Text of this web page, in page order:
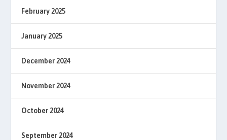
February 2025
January 2025
December 2024
November 2024
October 2024
September 2024